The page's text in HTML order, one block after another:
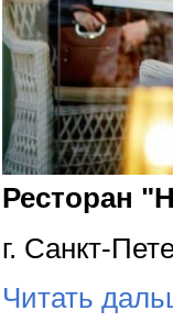
Ресторан
г. Санкт-
Читать